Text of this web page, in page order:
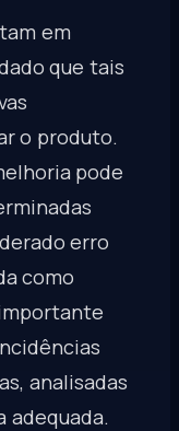
em
que tais
o produto.
pode
erro
como
analisadas
adequada.